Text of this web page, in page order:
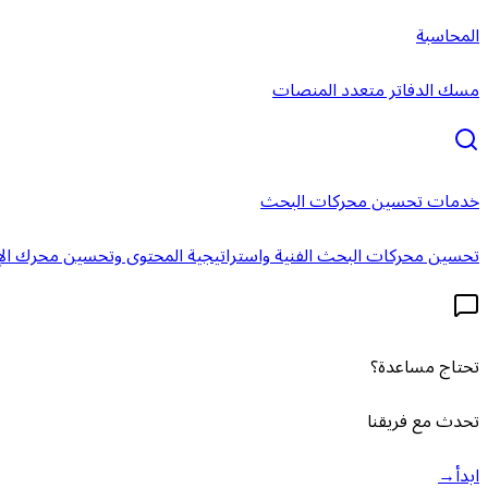
المحاسبة
مسك الدفاتر متعدد المنصات
خدمات تحسين محركات البحث
تحسين محركات البحث الفنية واستراتيجية المحتوى وتحسين محرك
تحتاج مساعدة؟
تحدث مع فريقنا
ابدأ→